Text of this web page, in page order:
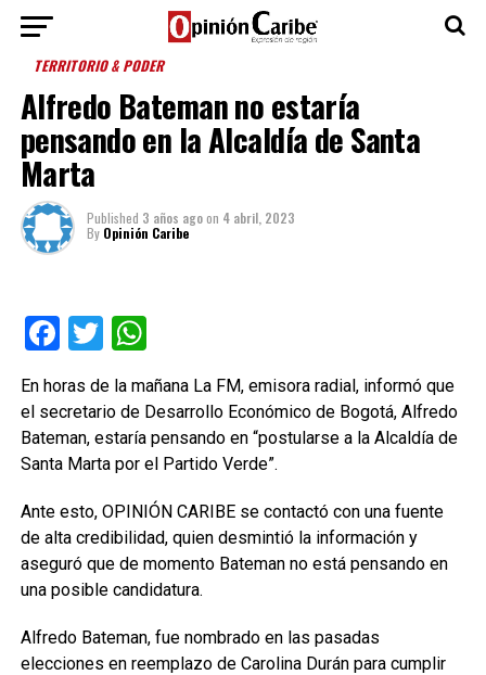
TERRITORIO & PODER
Alfredo Bateman no estaría
pensando en la Alcaldía de Santa
Marta
Published 3 años agoon 4 abril, 2023
By Opinión Caribe
Facebook
TwitterWhatsApp
En horas de la mañana La FM, emisora radial, informó que
el secretario de Desarrollo Económico de Bogotá, Alfredo
Bateman, estaría pensando en “postularse a la Alcaldía de
Santa Marta por el Partido Verde”.
Ante esto, OPINIÓN CARIBE se contactó con una fuente
de alta credibilidad, quien desmintió la información y
aseguró que de momento Bateman no está pensando en
una posible candidatura.
Alfredo Bateman, fue nombrado en las pasadas
elecciones en reemplazo de Carolina Durán para cumplir